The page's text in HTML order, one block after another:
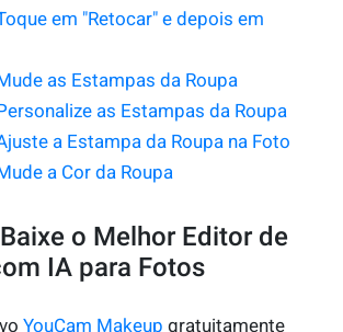
em "Retocar" e depois em
as Estampas da Roupa
as Estampas da Roupa
a Estampa da Roupa na Foto
a Cor da Roupa
o Melhor Editor de
IA para Fotos
YouCam Makeup gratuitamente